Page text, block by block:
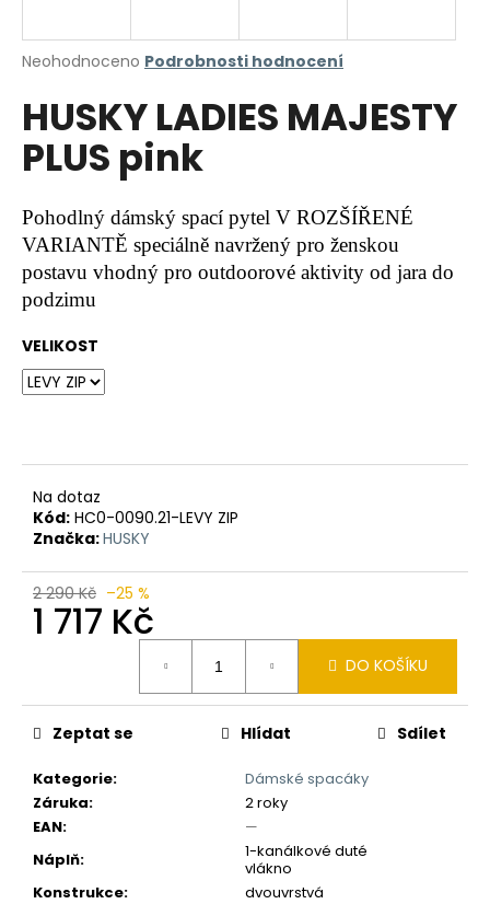
Průměrné
produktu
je
0,0
hvězdiček.
Neohodnoceno Podrobnosti hodnocení
HUSKY LADIES MAJESTY
PLUS pink
Pohodlný dámský spací pytel V ROZŠÍŘENÉ
VARIANTĚ speciálně navržený pro ženskou
postavu vhodný pro outdoorové aktivity od jara do
podzimu
VELIKOST
Na dotaz
Kód: HC0-0090.21-LEVY ZIP
Značka:HUSKY
2 290 Kč –25 %
1 717 Kč
DO KOŠÍKU
Kategorie:
Dámské spacáky
Záruka:
2 roky
EAN:
—
Náplň:
1-kanálkové duté
vlákno
Konstrukce:
dvouvrstvá
Zeptat se Hlídat Sdílet
j
t
?
HLEDAT
D
o
p
u
č
u
e
m
e